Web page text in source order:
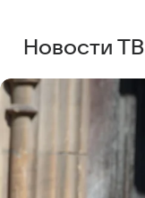
Новости ТВ